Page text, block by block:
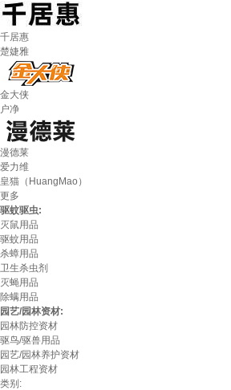
千居惠
楚婕雅
金大侠
户净
漫德莱
爱力维
皇猫（HuangMao）
更多
驱蚊驱虫:
灭鼠用品
驱蚊用品
杀蟑用品
卫生杀虫剂
灭蝇用品
除螨用品
园艺/园林资材:
园林防控资材
驱鸟/驱兽用品
园艺/园林养护资材
园林工程资材
类别: